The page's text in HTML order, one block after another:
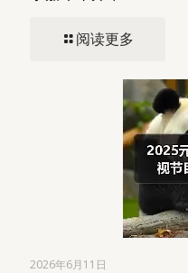
阅读更多
2026年6月11日